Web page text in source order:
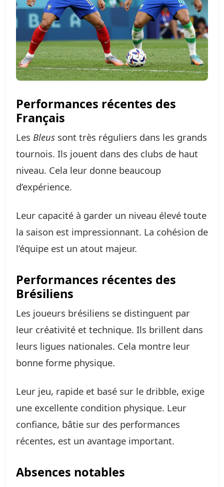
Performances récentes des
Français
Les Bleus sont très réguliers dans les grands
tournois. Ils jouent dans des clubs de haut
niveau. Cela leur donne beaucoup
d’expérience.
Leur capacité à garder un niveau élevé toute
la saison est impressionnant. La cohésion de
l’équipe est un atout majeur.
Performances récentes des
Brésiliens
Les joueurs brésiliens se distinguent par
leur créativité et technique. Ils brillent dans
leurs ligues nationales. Cela montre leur
bonne forme physique.
Leur jeu, rapide et basé sur le dribble, exige
une excellente condition physique. Leur
confiance, bâtie sur des performances
récentes, est un avantage important.
Absences notables